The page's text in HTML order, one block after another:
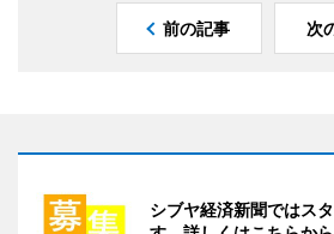
前の記事 次
シブヤ経済新聞ではス